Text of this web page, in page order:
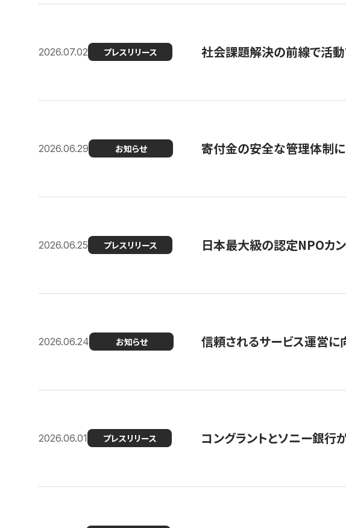
2026.07.02 プレスリリース 社会課題解決の前線で活
2026.06.29 お知らせ 寄付金の安全な管理体制
2026.06.25 プレスリリース 日本最大級の認定NPOカ
2026.06.24 お知らせ 信頼されるサービス運営に
2026.06.01 プレスリリース コングラントとソニー銀行